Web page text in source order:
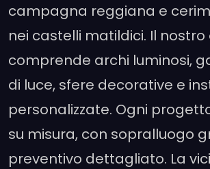
campagna reggiana e
nei castelli matildici. Il
comprende archi luminosi,
di luce, sfere decorative e
personalizzate. Ogni
su misura, con sopralluogo
preventivo dettagliato. La